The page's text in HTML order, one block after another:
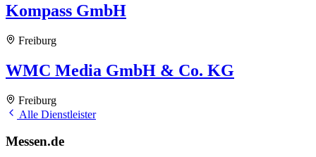
Kompass GmbH
Freiburg
WMC Media GmbH & Co. KG
Freiburg
Alle Dienstleister
Messen.de